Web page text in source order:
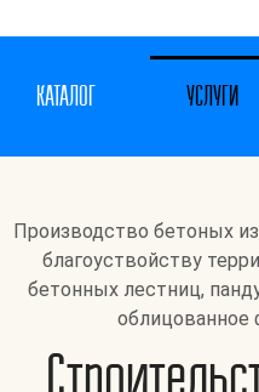
КАТАЛОГ УСЛУГИ
Производство бетоных
благоуствойству
бетонных лестниц,
облицованное